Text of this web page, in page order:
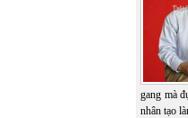
gang mà
nhân tạo